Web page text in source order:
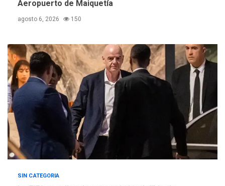
5
ÚLTIMA HORA
Concejo Municipal de
Mariño respalda a Cámara
de Comercio para reforma
de Ley de Puerto Libre
Aeropuerto de Maiquetía
agosto 6, 2026 150
SIN CATEGORIA